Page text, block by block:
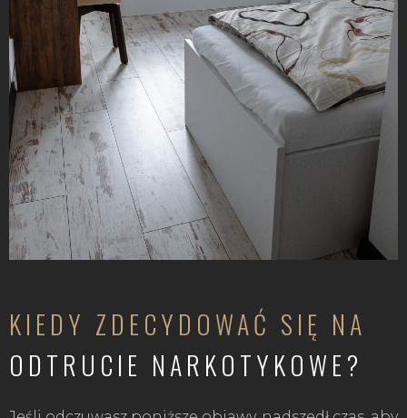
KIEDY ZDECYDOWAĆ SIĘ NA
ODTRUCIE NARKOTYKOWE?